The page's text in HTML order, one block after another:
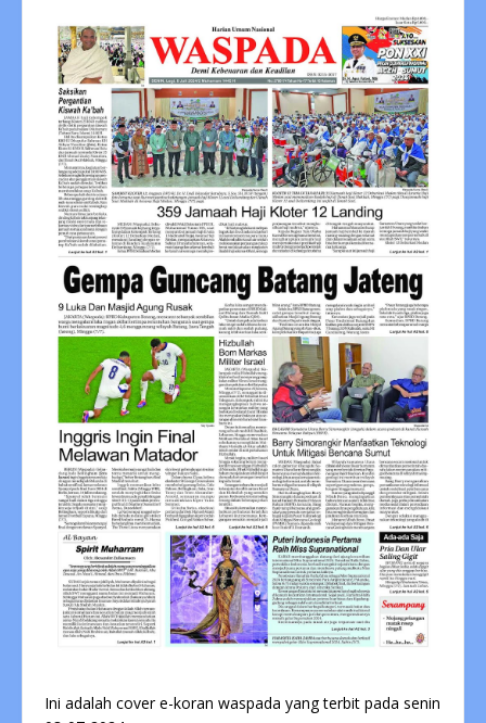
Ini adalah cover e-koran waspada yang terbit pada senin